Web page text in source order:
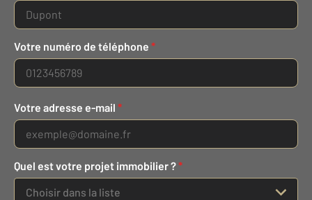
Votre numéro de téléphone *
Votre adresse e-mail *
Quel est votre projet immobilier ?*
Choisir dans la liste